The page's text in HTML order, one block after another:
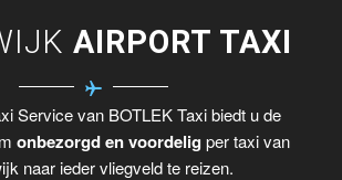
AIRPORT TAXI
Service van BOTLEK Taxi biedt u de
onbezorgd en voordelig per taxi van
naar ieder vliegveld te reizen.